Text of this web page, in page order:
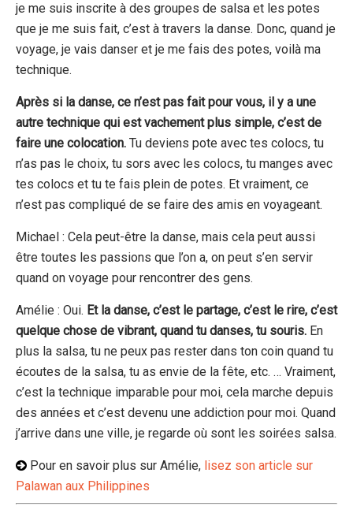
je me suis inscrite à des groupes de salsa et les potes
que je me suis fait, c’est à travers la danse. Donc, quand je
voyage, je vais danser et je me fais des potes, voilà ma
technique.
Après si la danse, ce n’est pas fait pour vous, il y a une
autre technique qui est vachement plus simple, c’est de
faire une colocation. Tu deviens pote avec tes colocs, tu
n’as pas le choix, tu sors avec les colocs, tu manges avec
tes colocs et tu te fais plein de potes. Et vraiment, ce
n’est pas compliqué de se faire des amis en voyageant.
Michael : Cela peut-être la danse, mais cela peut aussi
être toutes les passions que l’on a, on peut s’en servir
quand on voyage pour rencontrer des gens.
Amélie : Oui. Et la danse, c’est le partage, c’est le rire, c’est
quelque chose de vibrant, quand tu danses, tu souris. En
plus la salsa, tu ne peux pas rester dans ton coin quand tu
écoutes de la salsa, tu as envie de la fête, etc. … Vraiment,
c’est la technique imparable pour moi, cela marche depuis
des années et c’est devenu une addiction pour moi. Quand
j’arrive dans une ville, je regarde où sont les soirées salsa.
Pour en savoir plus sur Amélie, lisez son article sur
Palawan aux Philippines